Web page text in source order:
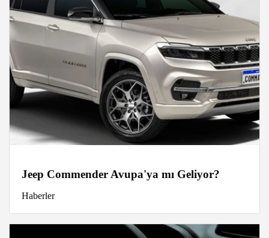
Jeep Commender Avupa'ya mı Geliyor?
Haberler